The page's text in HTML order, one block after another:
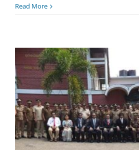
Read More